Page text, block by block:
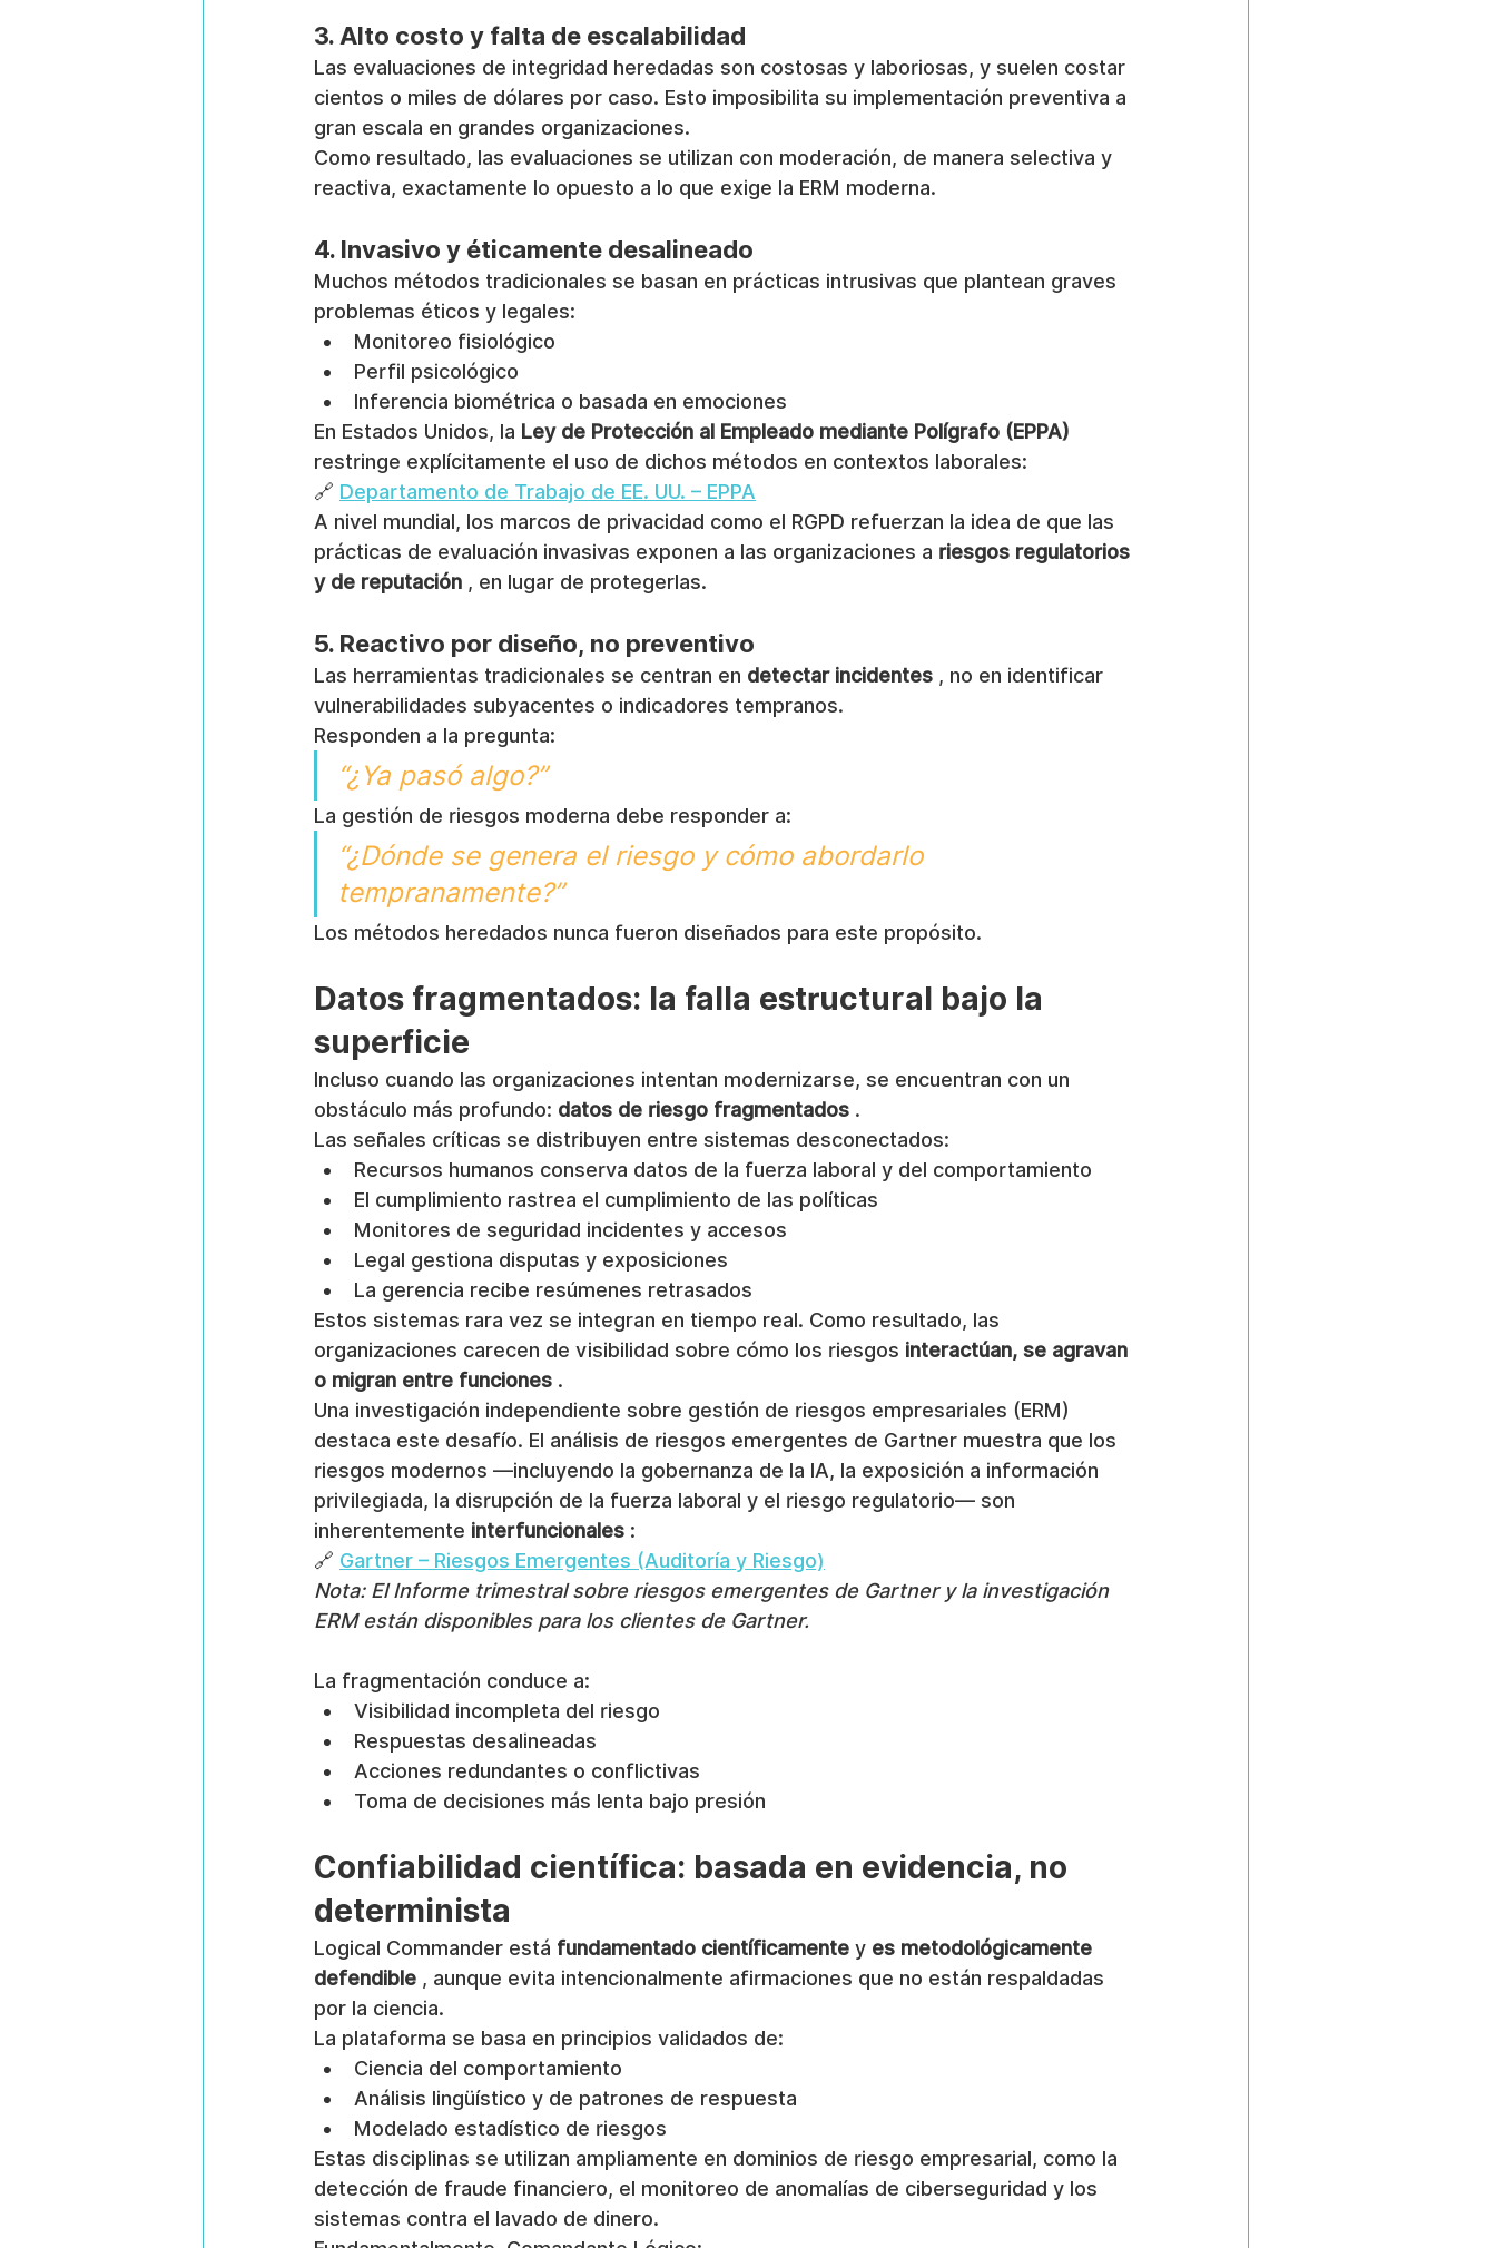
3. Alto costo y falta de escalabilidad
Las evaluaciones de integridad heredadas son costosas y laboriosas, y suelen costar
cientos o miles de dólares por caso. Esto imposibilita su implementación preventiva a
gran escala en grandes organizaciones.
Como resultado, las evaluaciones se utilizan con moderación, de manera selectiva y
reactiva, exactamente lo opuesto a lo que exige la ERM moderna.
4. Invasivo y éticamente desalineado
Muchos métodos tradicionales se basan en prácticas intrusivas que plantean graves
problemas éticos y legales:
Monitoreo fisiológico
Perfil psicológico
Inferencia biométrica o basada en emociones
En Estados Unidos, la Ley de Protección al Empleado mediante Polígrafo (EPPA)
restringe explícitamente el uso de dichos métodos en contextos laborales:
🔗 Departamento de Trabajo de EE. UU. – EPPA
A nivel mundial, los marcos de privacidad como el RGPD refuerzan la idea de que las
prácticas de evaluación invasivas exponen a las organizaciones a riesgos regulatorios
y de reputación , en lugar de protegerlas.
5. Reactivo por diseño, no preventivo
Las herramientas tradicionales se centran en detectar incidentes , no en identificar
vulnerabilidades subyacentes o indicadores tempranos.
Responden a la pregunta:
“¿Ya pasó algo?”
La gestión de riesgos moderna debe responder a:
“¿Dónde se genera el riesgo y cómo abordarlo
tempranamente?”
Los métodos heredados nunca fueron diseñados para este propósito.
Datos fragmentados: la falla estructural bajo la
superficie
Incluso cuando las organizaciones intentan modernizarse, se encuentran con un
obstáculo más profundo: datos de riesgo fragmentados .
Las señales críticas se distribuyen entre sistemas desconectados:
Recursos humanos conserva datos de la fuerza laboral y del comportamiento
El cumplimiento rastrea el cumplimiento de las políticas
Monitores de seguridad incidentes y accesos
Legal gestiona disputas y exposiciones
La gerencia recibe resúmenes retrasados
Estos sistemas rara vez se integran en tiempo real. Como resultado, las
organizaciones carecen de visibilidad sobre cómo los riesgos interactúan, se agravan
o migran entre funciones .
Una investigación independiente sobre gestión de riesgos empresariales (ERM)
destaca este desafío. El análisis de riesgos emergentes de Gartner muestra que los
riesgos modernos —incluyendo la gobernanza de la IA, la exposición a información
privilegiada, la disrupción de la fuerza laboral y el riesgo regulatorio— son
inherentemente interfuncionales :
🔗 Gartner – Riesgos Emergentes (Auditoría y Riesgo)
Nota: El Informe trimestral sobre riesgos emergentes de Gartner y la investigación
ERM están disponibles para los clientes de Gartner.
La fragmentación conduce a:
Visibilidad incompleta del riesgo
Respuestas desalineadas
Acciones redundantes o conflictivas
Toma de decisiones más lenta bajo presión
Confiabilidad científica: basada en evidencia, no
determinista
Logical Commander está fundamentado científicamente y es metodológicamente
defendible , aunque evita intencionalmente afirmaciones que no están respaldadas
por la ciencia.
La plataforma se basa en principios validados de:
Ciencia del comportamiento
Análisis lingüístico y de patrones de respuesta
Modelado estadístico de riesgos
Estas disciplinas se utilizan ampliamente en dominios de riesgo empresarial, como la
detección de fraude financiero, el monitoreo de anomalías de ciberseguridad y los
sistemas contra el lavado de dinero.